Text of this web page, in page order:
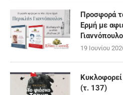
Προσφορά
Ερμή με
Γιαννόπουλο
19 Ιουνίου
(τ. 137)